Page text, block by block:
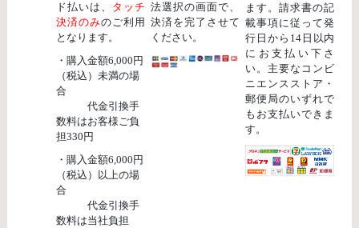
ド払いは、 タッチ
決済のみのご利用
となります。
・購入金額6,000円
（税込）未満の場
合
代金引換手
数料はお客様ご負
担330円
・購入金額6,000円
（税込）以上の場
合
代金引換手
数料は当社負担
法選択の画面で、
決済を完了させて
ください。
ます。請求書の記
載事項に従って発
行日から14日以内
にお支払い下さ
い。主要なコンビ
ニエンスストア・
郵便局のいずれで
もお支払いできま
す。